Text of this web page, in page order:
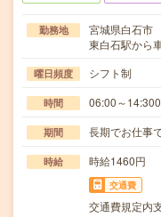
勤務地
宮城県白石市
東白石駅から
曜日頻度 シフト制
時間 06:00～
期間 長期でお仕事
時給 時給1460円
交通費
交通費規定内